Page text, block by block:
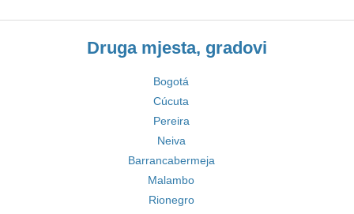
Druga mjesta, gradovi
Bogotá
Cúcuta
Pereira
Neiva
Barrancabermeja
Malambo
Rionegro